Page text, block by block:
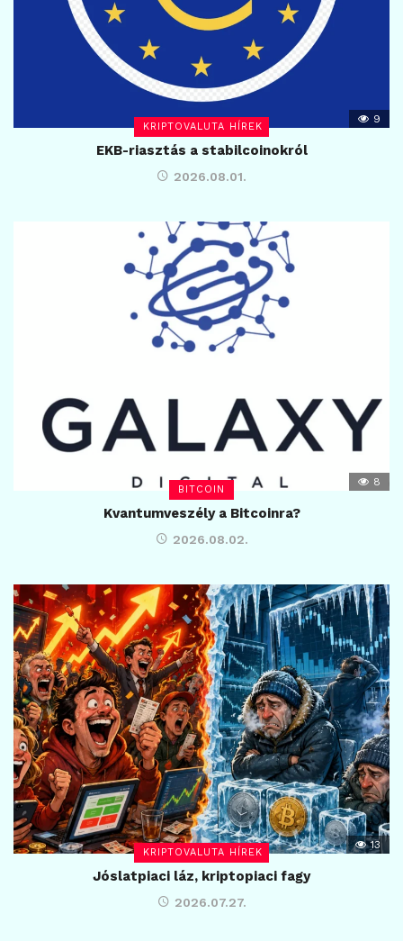
KRIPTOVALUTA HÍREK
9
EKB-riasztás a stabilcoinokról
2026.08.01.
BITCOIN
8
Kvantumveszély a Bitcoinra?
2026.08.02.
KRIPTOVALUTA HÍREK
13
Jóslatpiaci láz, kriptopiaci fagy
2026.07.27.